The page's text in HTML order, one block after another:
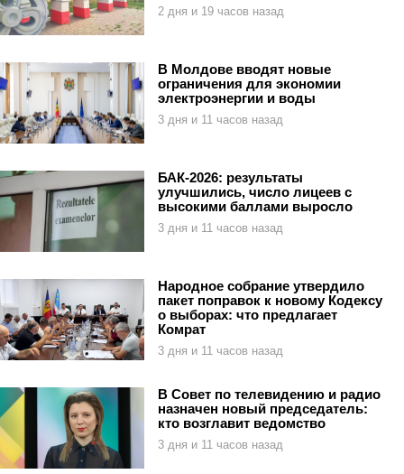
2 дня и 19 часов назад
В Молдове вводят новые
ограничения для экономии
электроэнергии и воды
3 дня и 11 часов назад
БАК-2026: результаты
улучшились, число лицеев с
высокими баллами выросло
3 дня и 11 часов назад
Народное собрание утвердило
пакет поправок к новому Кодексу
о выборах: что предлагает
Комрат
3 дня и 11 часов назад
В Совет по телевидению и радио
назначен новый председатель:
кто возглавит ведомство
3 дня и 11 часов назад